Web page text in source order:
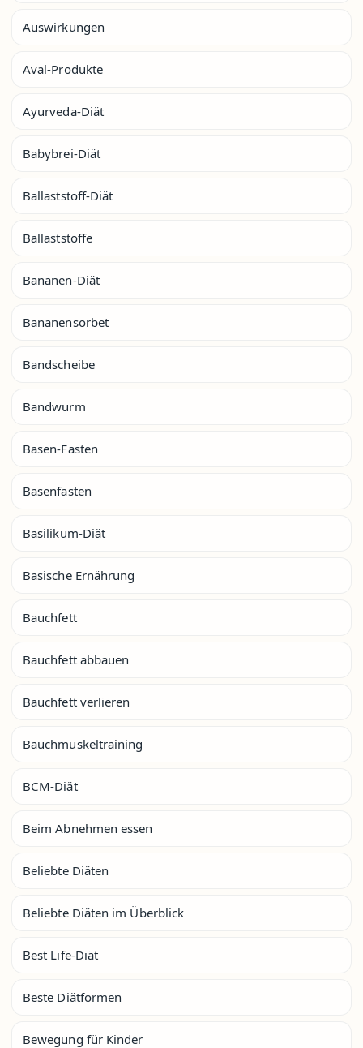
Auswirkungen
Aval-Produkte
Ayurveda-Diät
Babybrei-Diät
Ballaststoff-Diät
Ballaststoffe
Bananen-Diät
Bananensorbet
Bandscheibe
Bandwurm
Basen-Fasten
Basenfasten
Basilikum-Diät
Basische Ernährung
Bauchfett
Bauchfett abbauen
Bauchfett verlieren
Bauchmuskeltraining
BCM-Diät
Beim Abnehmen essen
Beliebte Diäten
Beliebte Diäten im Überblick
Best Life-Diät
Beste Diätformen
Bewegung für Kinder